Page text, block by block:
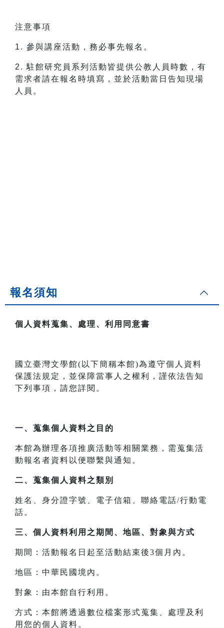
注意事項
1. 參與講座活動，務必事先報名。
2. 駐館研究員系列活動皆提供公教人員時數，有
需求者請在報名時填寫，並於活動當日告知現場
人員。
報名須知
個人資料蒐集、處理、利用同意書
國立臺灣文學館(以下簡稱本館)為遵守個人資料
保護法規定，並保障當事人之權利，謹依法告知
下列事項，請您詳閱。
一、 蒐集個人資料之目的
本館為辦理各項推廣活動等相關業務，需蒐集活
動報名者資料以便聯繫與通知。
二、 蒐集個人資料之類別
姓名、身分證字號、電子信箱、聯絡電話/行動電
話。
三、 個人資料利用之期間、地區、對象與方式
期間：活動報名日起至活動結束後3個月內。
地區：中華民國境內。
對象：由本館自行利用。
方式：本館將透過數位檔案形式蒐集、處理及利
用您的個人資料。